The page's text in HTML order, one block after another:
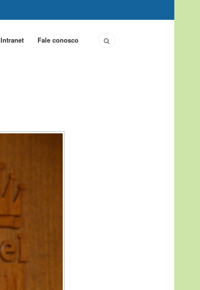
Intranet Fale conosco